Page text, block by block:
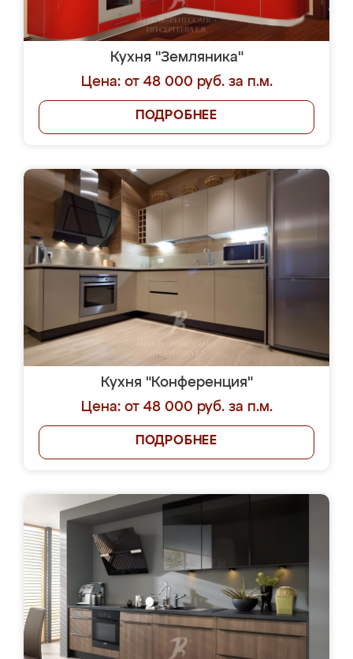
Кухня "Земляника"
Цена: от 48 000 руб. за п.м.
ПОДРОБНЕЕ
Кухня "Конференция"
Цена: от 48 000 руб. за п.м.
ПОДРОБНЕЕ